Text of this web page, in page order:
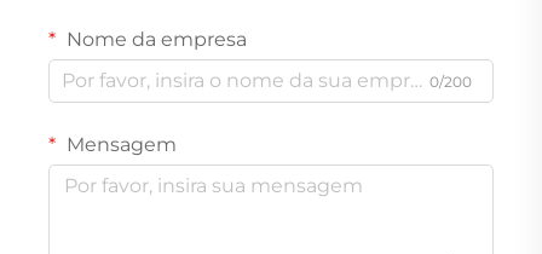
Nome da empresa
0/200
Mensagem